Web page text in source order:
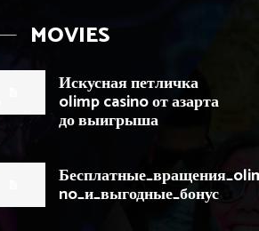
MOVIES
Искусная петличка
olimp casino от азарта
до выигрыша
no_и_выгодные_бонус